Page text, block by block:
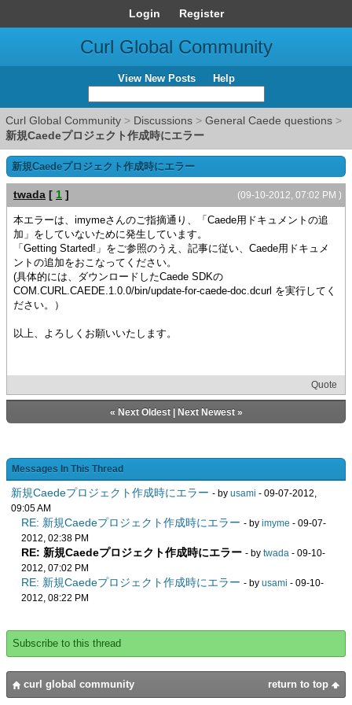
Login Register
Curl Global Community
View New Posts Help
Curl Global Community > Discussions > General Caede questions >
新規Caedeプロジェクト作成時にエラー
新規Caedeプロジェクト作成時にエラー
(09-10-2012, 07:02 PM )
twada [ 1 ]
本エラーは、imymeさんのご指摘通り、「Caede用ドキュメントの追
加」をしていないために発生しています。
「Getting Started!」をご参照のうえ、記事に従い、Caede用ドキュメ
ントの追加をおこなってください。
(具体的には、ダウンロードしたCaede SDKの
COM.CURL.CAEDE.1.0.0/bin/update-for-caede-doc.dcurl を実行してく
ださい。）
以上、よろしくお願いいたします。
Quote
« Next Oldest| Next Newest»
Messages In This Thread
新規Caedeプロジェクト作成時にエラー - by usami - 09-07-2012,
09:05 AM
RE: 新規Caedeプロジェクト作成時にエラー - by imyme - 09-07-
2012, 02:38 PM
RE: 新規Caedeプロジェクト作成時にエラー - by twada - 09-10-
2012, 07:02 PM
RE: 新規Caedeプロジェクト作成時にエラー - by usami - 09-10-
2012, 08:22 PM
Subscribe to this thread
return to top
curl global community